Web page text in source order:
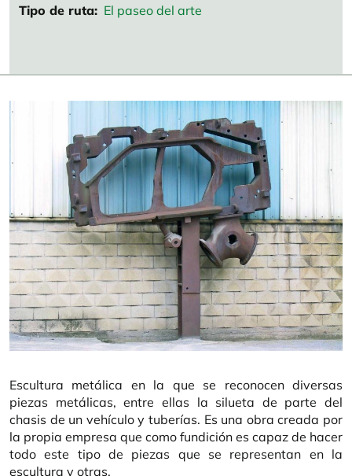
Tipo de ruta El paseo del arte
Escultura metálica en la que se reconocen diversas
piezas metálicas, entre ellas la silueta de parte del
chasis de un vehículo y tuberías. Es una obra creada por
la propia empresa que como fundición es capaz de hacer
todo este tipo de piezas que se representan en la
escultura y otras.